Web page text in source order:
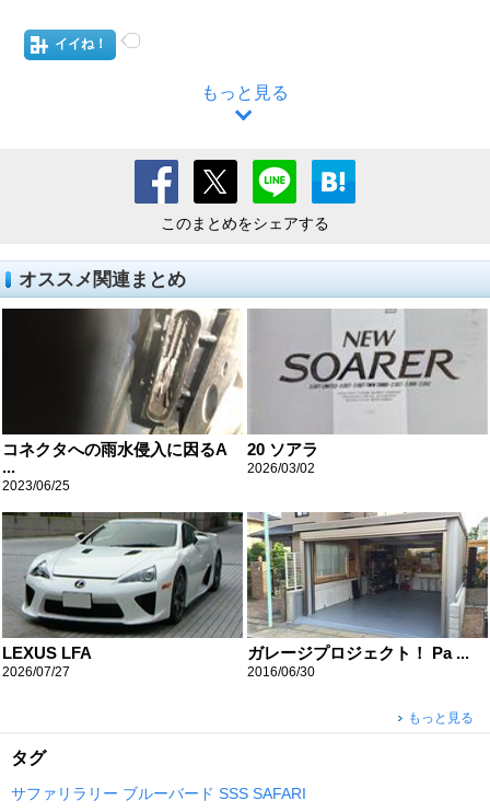
イイね！
もっと見る
このまとめをシェアする
オススメ関連まとめ
コネクタへの雨水侵入に因るA
...
2023/06/25
20 ソアラ
2026/03/02
LEXUS LFA
2026/07/27
ガレージプロジェクト！ Pa ...
2016/06/30
もっと見る
タグ
サファリラリー ブルーバード SSS SAFARI